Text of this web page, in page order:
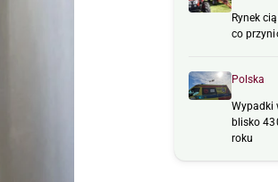
Rynek
co
Polska
Wypadki
blisko
roku